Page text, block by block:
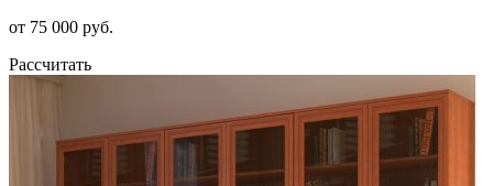
от 75 000 руб.
Рассчитать